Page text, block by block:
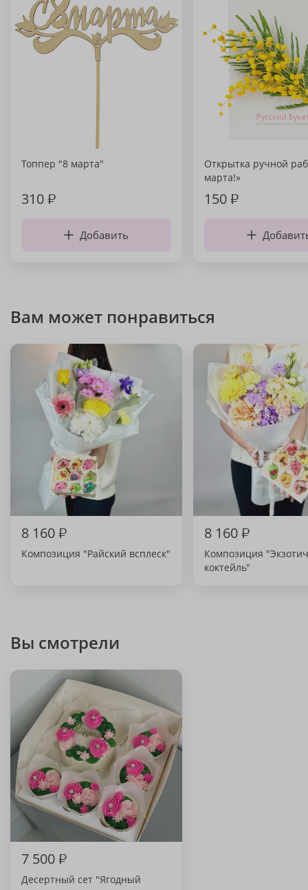
Топпер "8 марта"
310₽
Добавить
Открытка ручной
марта!»
150₽
Вам может понравиться
8 160₽
Композиция "Райский всплеск"
8 160₽
Композиция
коктейль"
Вы смотрели
7 500₽
Десертный сет "Ягодный